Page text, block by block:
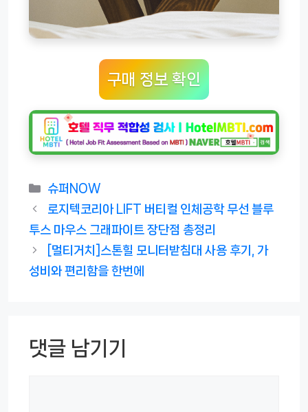
구매 정보 확인
카
테
리
슈퍼NOW
로지텍코리아 LIFT 버티컬 인체공학 무선 블루
투스 마우스 그래파이트 장단점 총정리
[멀티거치]스톤힐 모니터받침대 사용 후기, 가
성비와 편리함을 한번에
댓글 남기기